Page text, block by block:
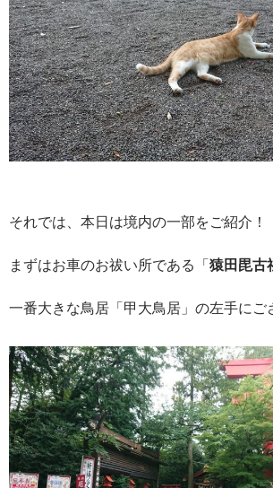
それでは、本日は境内の一部をご紹介！
まずはお車のお祓い所である「猿田毘古
一番大きな鳥居「甲大鳥居」の左手にご